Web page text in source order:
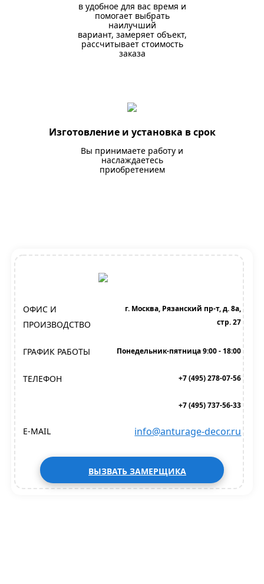
в удобное для вас время и
помогает выбрать
наилучший
вариант, замеряет объект,
рассчитывает стоимость
заказа
Изготовление и установка в срок
Вы принимаете работу и
наслаждаетесь
приобретением
ОФИС И
ПРОИЗВОДСТВО
г. Москва, Рязанский пр-т, д. 8а,
стр. 27
ГРАФИК РАБОТЫ Понедельник-пятница 9:00 - 18:00
ТЕЛЕФОН +7 (495) 278-07-56
+7 (495) 737-56-33
E-MAIL info@anturage-decor.ru
ВЫЗВАТЬ ЗАМЕРЩИКА